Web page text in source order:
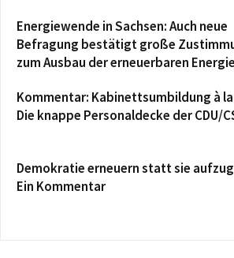
Energiewende in Sachsen: Auch neue
Befragung bestätigt große
zum Ausbau der erneuerbaren
Kommentar: Kabinettsumbildung à la
Die knappe Personaldecke der CDU/
Demokratie erneuern statt sie
Ein Kommentar